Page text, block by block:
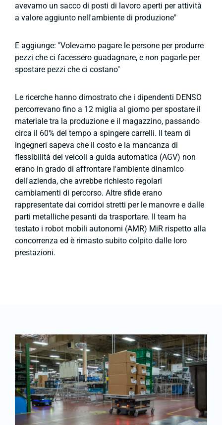
avevamo un sacco di posti di lavoro aperti per attività
a valore aggiunto nell'ambiente di produzione"
E aggiunge: "Volevamo pagare le persone per produrre
pezzi che ci facessero guadagnare, e non pagarle per
spostare pezzi che ci costano"
Le ricerche hanno dimostrato che i dipendenti DENSO
percorrevano fino a 12 miglia al giorno per spostare il
materiale tra la produzione e il magazzino, passando
circa il 60% del tempo a spingere carrelli. Il team di
ingegneri sapeva che il costo e la mancanza di
flessibilità dei veicoli a guida automatica (AGV) non
erano in grado di affrontare l'ambiente dinamico
dell'azienda, che avrebbe richiesto regolari
cambiamenti di percorso. Altre sfide erano
rappresentate dai corridoi stretti per le manovre e dalle
parti metalliche pesanti da trasportare. Il team ha
testato i robot mobili autonomi (AMR) MiR rispetto alla
concorrenza ed è rimasto subito colpito dalle loro
prestazioni.